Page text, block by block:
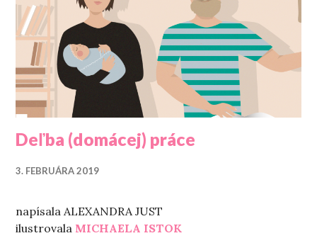
Deľba (domácej) práce
3. FEBRUÁRA 2019
napísala ALEXANDRA JUST
ilustrovala MICHAELA ISTOK